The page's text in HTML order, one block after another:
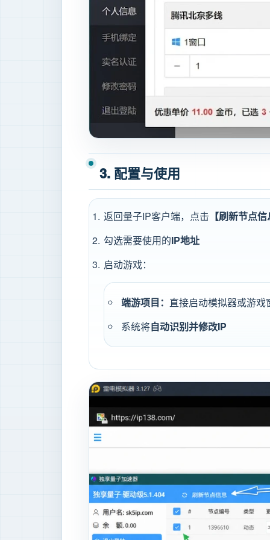
3. 配置与使用
返回量子IP客户端，点击 【刷新节点
勾选需要使用的IP地址
启动游戏：
端游项目： 直接启动模拟器或游戏
系统将自动识别并修改IP